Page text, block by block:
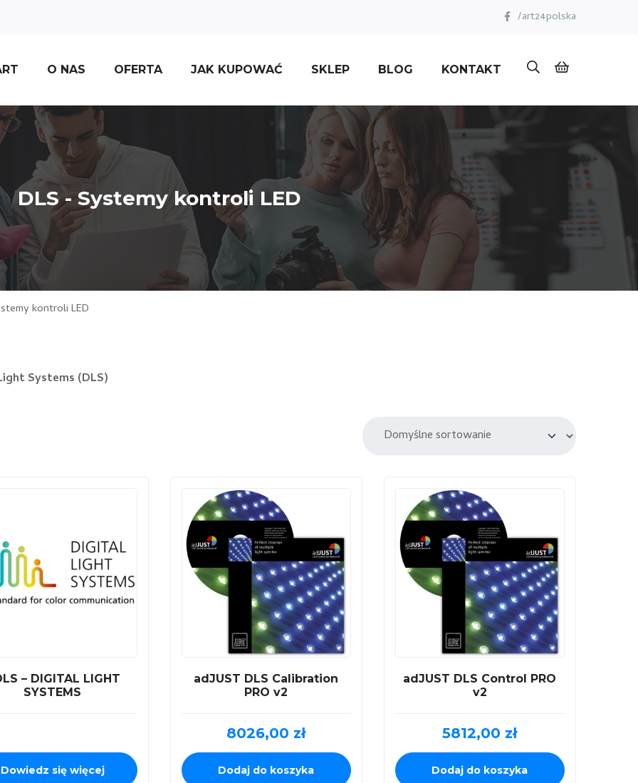
/art24polska
O NAS OFERTA JAK KUPOWAĆ SKLEP BLOG KONTAKT
DLS - Systemy kontroli LED
kontroli LED
Systems (DLS)
– DIGITAL LIGHT
SYSTEMS
Dowiedz się więcej
adJUST DLS Calibration
PRO v2
8026,00 zł
Dodaj do koszyka
adJUST DLS Control PRO
v2
5812,00 zł
Dodaj do koszyka